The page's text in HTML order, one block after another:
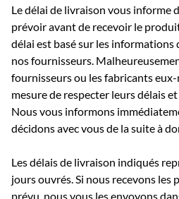
Le délai de livraison vous informe
prévoir avant de recevoir le
délai est basé sur les
nos fournisseurs.
fournisseurs ou les fabricants eux-
mesure de respecter leurs délais
Nous vous informons
décidons avec vous de la suite à
Les délais de livraison indiqués
jours ouvrés. Si nous recevons
prévu, nous vous les envoyons